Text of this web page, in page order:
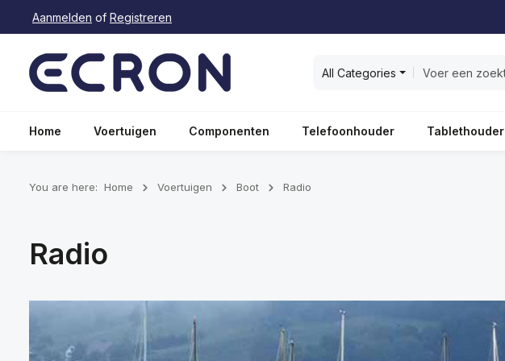
Ga naar de hoofdnavigatie
Aanmelden of Registreren
All Categories
Home Voertuigen Componenten Telefoonhouder Tablethouder
You are here: Home Voertuigen Boot Radio
Radio